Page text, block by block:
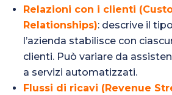
Relazioni con i clienti
Relationships): descrive il
l’azienda stabilisce con
clienti. Può variare da
a servizi automatizzati.
Flussi di ricavi (Revenue